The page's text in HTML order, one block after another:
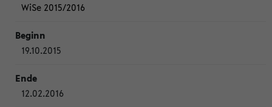
WiSe 2015/2016
19.10.2015
12.02.2016